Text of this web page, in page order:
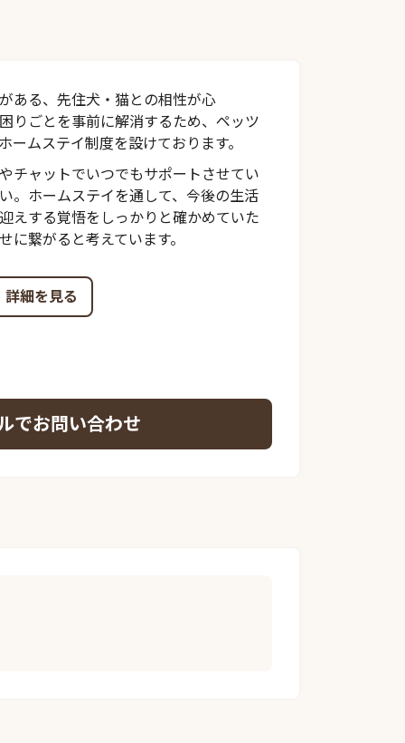
ある、先住犬・猫との相性が心
りごとを事前に解消するため、ペッツ
ムステイ制度を設けております。
チャットでいつでもサポートさせてい
。ホームステイを通して、今後の生活
えする覚悟をしっかりと確かめていた
繋がると考えています。
詳細を見る
でお問い合わせ